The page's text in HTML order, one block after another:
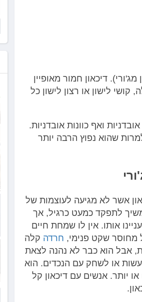
מג'ורי). דיכאון חמור מאופיין
קושי לישון או רצון לישון כל
ואף כוונות אובדניות.
שהוא נפוץ הרבה יותר
אשר לא מגיעה לעוצמות של
לתפקד כמעט כרגיל, אך
אותו. אין לו שמחת חיים
מחוסר שקט פנימי, חרדה קלה
אבל הוא כבר לא נהנה לצאת
או לשחק עם הנכדים. הוא
יותר. אנשים עם דיכאון קל